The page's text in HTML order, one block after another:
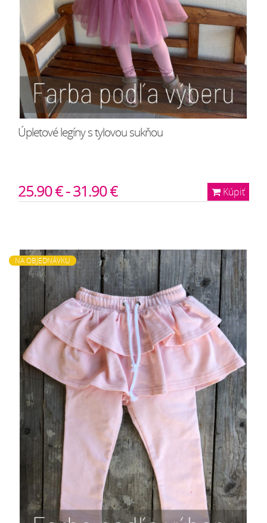
Úpletové legíny s tylovou sukňou
Kúpiť
25.90 € - 31.90 €
NA OBJEDNÁVKU